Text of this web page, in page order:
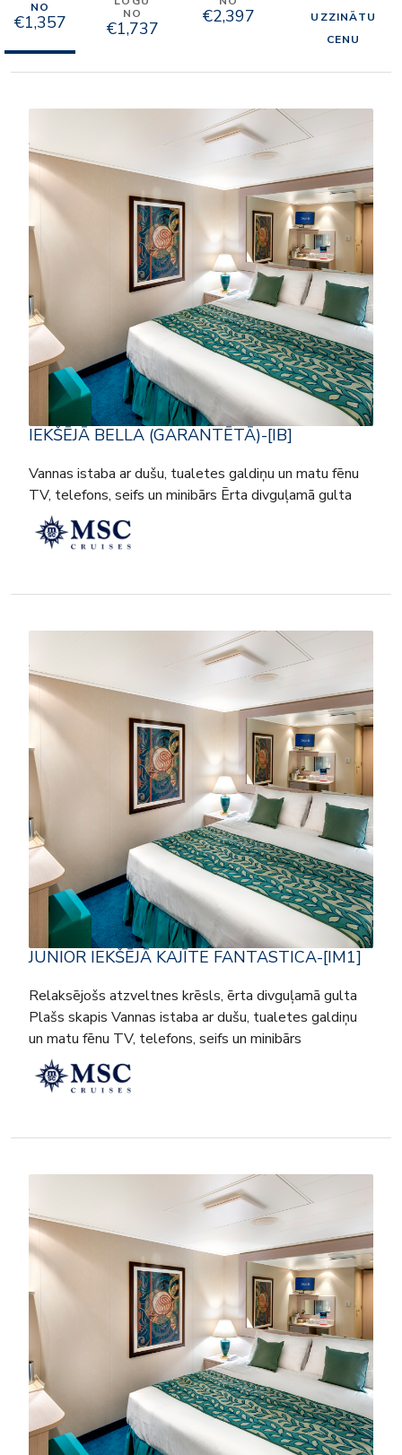
NO
€1,357
NO
€1,737
€2,397
UZZINĀTU
CENU
IEKŠĒJĀ BELLA (GARANTĒTĀ)-[IB]
Vannas istaba ar dušu, tualetes galdiņu un matu fēnu
TV, telefons, seifs un minibārs Ērta divguļamā gulta
JUNIOR IEKŠĒJĀ KAJĪTE FANTASTICA-[IM1]
Relaksējošs atzveltnes krēsls, ērta divguļamā gulta
Plašs skapis Vannas istaba ar dušu, tualetes galdiņu
un matu fēnu TV, telefons, seifs un minibārs